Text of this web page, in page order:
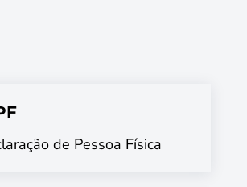
de Pessoa Física